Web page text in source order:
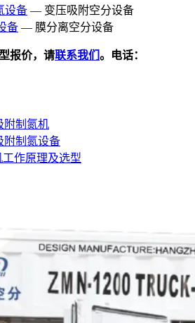
设备 — 变压吸附空分设备
备 — 膜分离空分设备
报价，请联系我们 。电话：
附制氮机
附制氮设备
作原理及选型